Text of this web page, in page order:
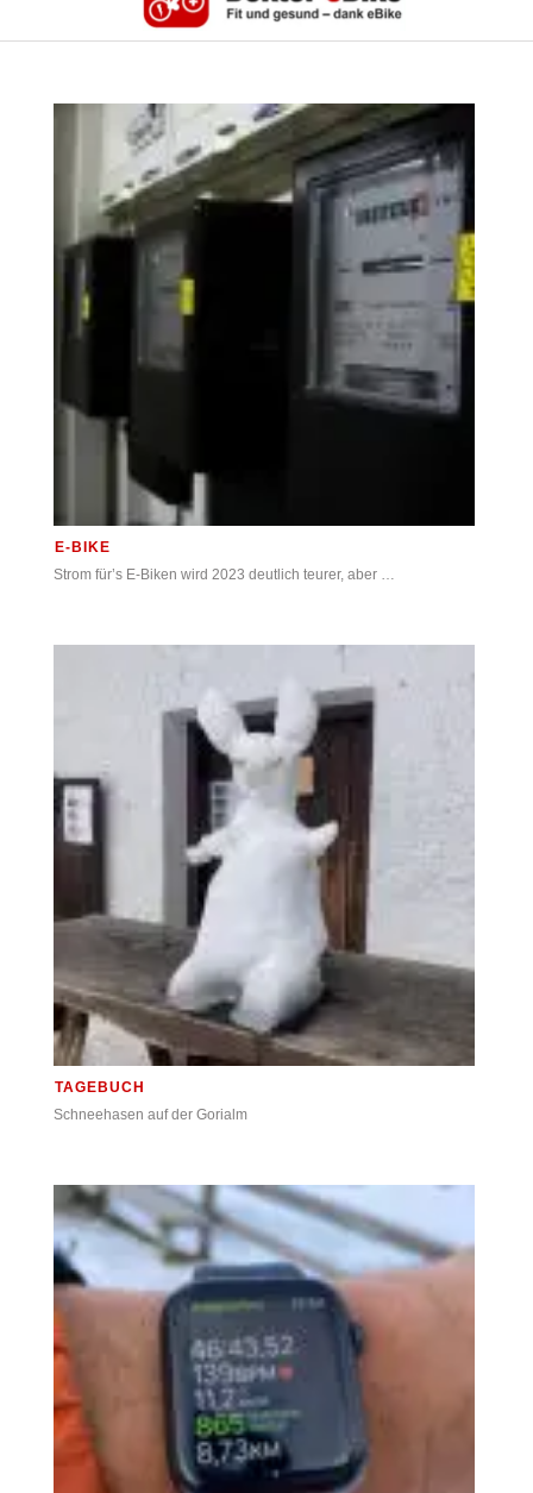
E-BIKE
Strom für’s E-Biken wird 2023 deutlich teurer, aber …
TAGEBUCH
Schneehasen auf der Gorialm